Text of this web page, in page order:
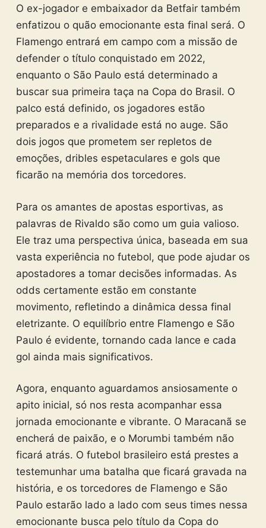
O ex-jogador e embaixador da Betfair também
enfatizou o quão emocionante esta final será. O
Flamengo entrará em campo com a missão de
defender o título conquistado em 2022,
enquanto o São Paulo está determinado a
buscar sua primeira taça na Copa do Brasil. O
palco está definido, os jogadores estão
preparados e a rivalidade está no auge. São
dois jogos que prometem ser repletos de
emoções, dribles espetaculares e gols que
ficarão na memória dos torcedores.
Para os amantes de apostas esportivas, as
palavras de Rivaldo são como um guia valioso.
Ele traz uma perspectiva única, baseada em sua
vasta experiência no futebol, que pode ajudar os
apostadores a tomar decisões informadas. As
odds certamente estão em constante
movimento, refletindo a dinâmica dessa final
eletrizante. O equilíbrio entre Flamengo e São
Paulo é evidente, tornando cada lance e cada
gol ainda mais significativos.
Agora, enquanto aguardamos ansiosamente o
apito inicial, só nos resta acompanhar essa
jornada emocionante e vibrante. O Maracanã se
encherá de paixão, e o Morumbi também não
ficará atrás. O futebol brasileiro está prestes a
testemunhar uma batalha que ficará gravada na
história, e os torcedores de Flamengo e São
Paulo estarão lado a lado com seus times nessa
emocionante busca pelo título da Copa do